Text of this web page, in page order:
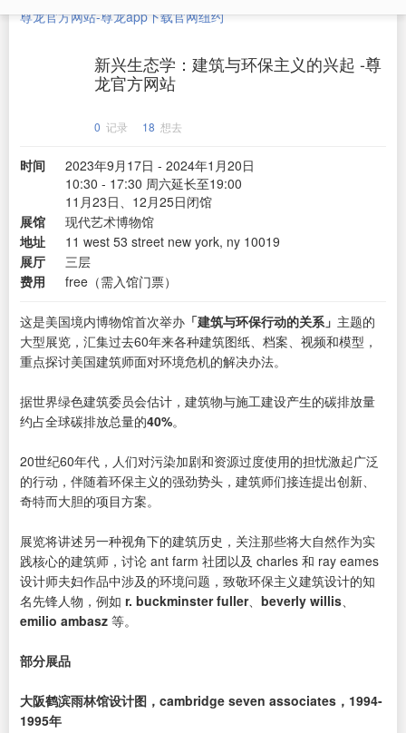
尊龙官方网站-尊龙app下载官网纽约
新兴生态学：建筑与环保主义的兴起 -尊
龙官方网站
0 记录 18 想去
时间
2023年9月17日 - 2024年1月20日
10:30 - 17:30 周六延长至19:00
11月23日、12月25日闭馆
展馆
现代艺术博物馆
地址
11 west 53 street new york, ny 10019
展厅
三层
费用
free（需入馆门票）
这是美国境内博物馆首次举办 「建筑与环保行动的关系」 主题的
大型展览，汇集过去60年来各种建筑图纸、档案、视频和模型，
重点探讨美国建筑师面对环境危机的解决办法。
据世界绿色建筑委员会估计，建筑物与施工建设产生的碳排放量
约占全球碳排放总量的40%。
20世纪60年代，人们对污染加剧和资源过度使用的担忧激起广泛
的行动，伴随着环保主义的强劲势头，建筑师们接连提出创新、
奇特而大胆的项目方案。
展览将讲述另一种视角下的建筑历史，关注那些将大自然作为实
践核心的建筑师，讨论 ant farm 社团以及 charles 和 ray eames
设计师夫妇作品中涉及的环境问题，致敬环保主义建筑设计的知
名先锋人物，例如 r. buckminster fuller、 beverly willis、
emilio ambasz 等。
部分展品
大阪鹤滨雨林馆设计图，cambridge seven associates，1994-
1995年